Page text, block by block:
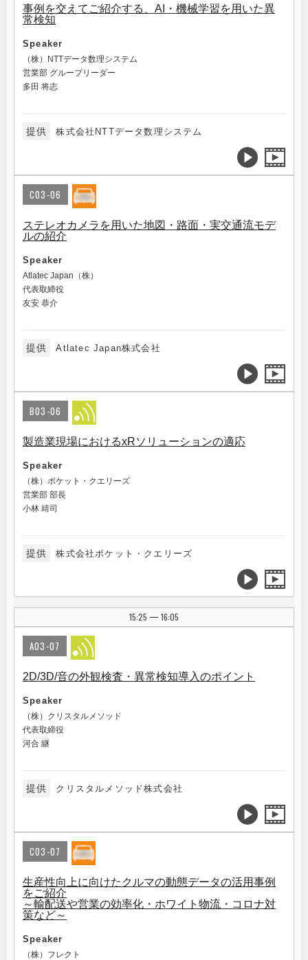
事例を交えてご紹介する、AI・機械学習を用いた異
常検知
Speaker
（株）NTTデータ数理システム
営業部 グループリーダー
多田 将志
提供 株式会社NTTデータ数理システム
C03-06
ステレオカメラを用いた地図・路面・実交通流モデ
ルの紹介
Speaker
Atlatec Japan（株）
代表取締役
友安 恭介
提供 Atlatec Japan株式会社
B03-06
製造業現場におけるxRソリューションの適応
Speaker
（株）ポケット・クエリーズ
営業部 部長
小林 靖司
提供 株式会社ポケット・クエリーズ
15:25 | 16:05
A03-07
2D/3D/音の外観検査・異常検知導入のポイント
Speaker
（株）クリスタルメソッド
代表取締役
河合 継
提供 クリスタルメソッド株式会社
C03-07
生産性向上に向けたクルマの動態データの活用事例
をご紹介
～輸配送や営業の効率化・ホワイト物流・コロナ対
策など～
Speaker
（株）フレクト